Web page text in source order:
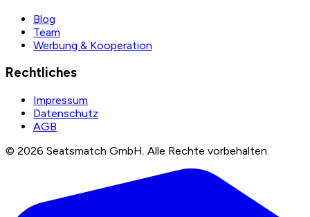
Blog
Team
Werbung & Kooperation
Rechtliches
Impressum
Datenschutz
AGB
© 2026 Seatsmatch GmbH. Alle Rechte vorbehalten.